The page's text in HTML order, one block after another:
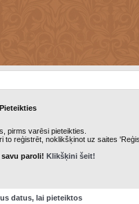
pirms varēsi pieteikties.
to reģistrēt, noklikšķinot uz saites
paroli! Klikšķini šeit!
datus, lai pieteiktos